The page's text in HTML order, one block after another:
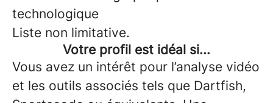
technologique
Liste non limitative.
Votre profil est idéal si...
Vous avez un intérêt pour l’analyse vidéo
et les outils associés tels que Dartfish,